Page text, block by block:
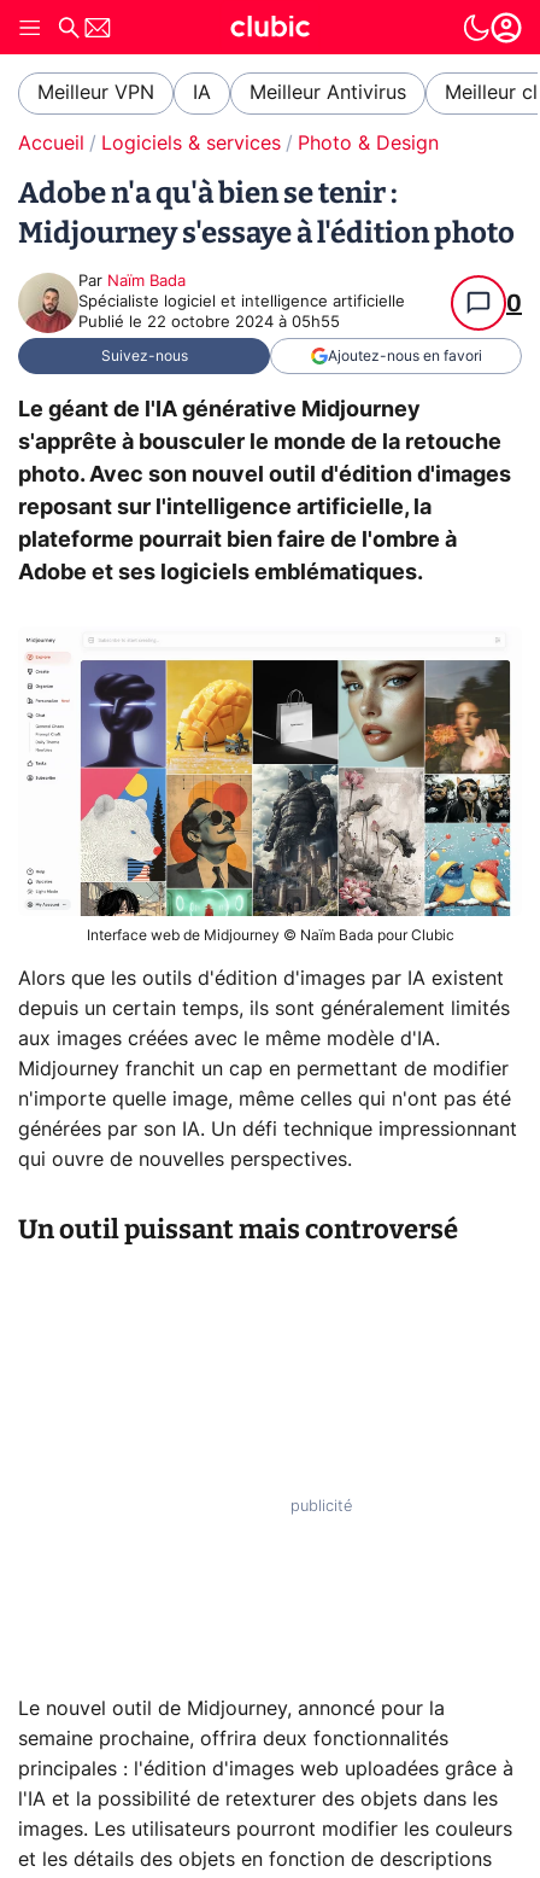
Meilleur VPN IA Meilleur Antivirus Meilleur
Accueil Logiciels & services Photo & Design
Adobe n'a qu'à bien se tenir :
Midjourney s'essaye à l'édition photo
Par Naïm Bada
Spécialiste logiciel et intelligence artificielle
Publié le 22 octobre 2024 à 05h55
0
Suivez-nous Ajoutez-nous en favori
Le géant de l'IA générative Midjourney
s'apprête à bousculer le monde de la retouche
photo. Avec son nouvel outil d'édition d'images
reposant sur l'intelligence artificielle, la
plateforme pourrait bien faire de l'ombre à
Adobe et ses logiciels emblématiques.
Interface web de Midjourney © Naïm Bada pour Clubic
Alors que les outils d'édition d'images par IA existent
depuis un certain temps, ils sont généralement limités
aux images créées avec le même modèle d'IA.
Midjourney franchit un cap en permettant de modifier
n'importe quelle image, même celles qui n'ont pas été
générées par son IA. Un défi technique impressionnant
qui ouvre de nouvelles perspectives.
Un outil puissant mais controversé
Le nouvel outil de Midjourney, annoncé pour la
semaine prochaine, offrira deux fonctionnalités
principales : l'édition d'images web uploadées grâce à
l'IA et la possibilité de retexturer des objets dans les
images. Les utilisateurs pourront modifier les couleurs
et les détails des objets en fonction de descriptions